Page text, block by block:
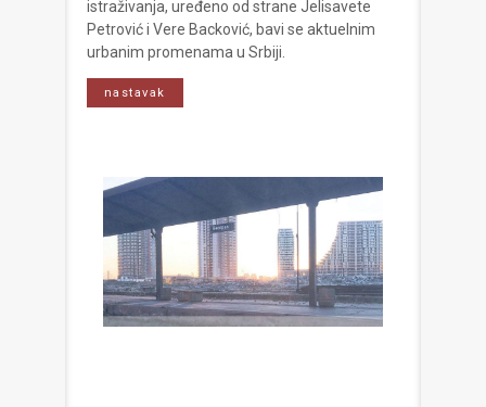
istraživanja, uređeno od strane Jelisavete
Petrović i Vere Backović, bavi se aktuelnim
urbanim promenama u Srbiji.
nastavak